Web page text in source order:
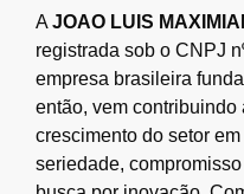
AJOAO LUIS
registrada sob o CNPJ
empresa brasileira
então, vem contribuindo
crescimento do setor
seriedade,